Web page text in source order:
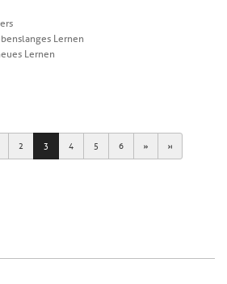
Lernen
Lernen
2 3 4 5 6 Next Last